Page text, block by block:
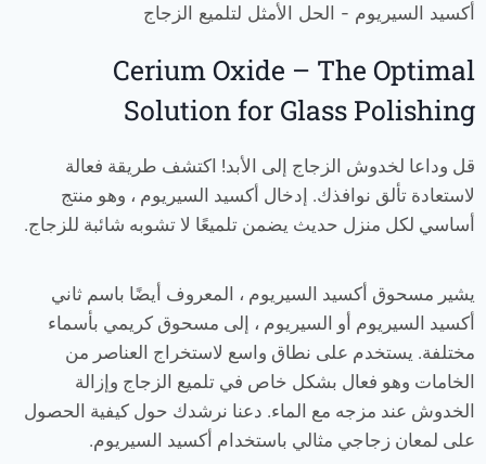
أكسيد السيريوم - الحل الأمثل لتلميع الزجاج
Cerium Oxide – The Optimal
Solution for Glass Polishing
قل وداعا لخدوش الزجاج إلى الأبد! اكتشف طريقة فعالة
لاستعادة تألق نوافذك. إدخال أكسيد السيريوم ، وهو منتج
أساسي لكل منزل حديث يضمن تلميعًا لا تشوبه شائبة للزجاج.
يشير مسحوق أكسيد السيريوم ، المعروف أيضًا باسم ثاني
أكسيد السيريوم أو السيريوم ، إلى مسحوق كريمي بأسماء
مختلفة. يستخدم على نطاق واسع لاستخراج العناصر من
الخامات وهو فعال بشكل خاص في تلميع الزجاج وإزالة
الخدوش عند مزجه مع الماء. دعنا نرشدك حول كيفية الحصول
على لمعان زجاجي مثالي باستخدام أكسيد السيريوم.